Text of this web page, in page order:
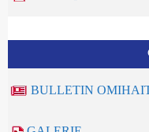
BULLETIN